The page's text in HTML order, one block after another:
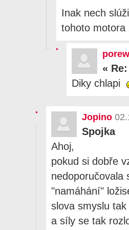
Inak nech
tohoto motora
porew
«
Diky chlapi
Jopino
Spojka
Ahoj,
pokud si dobře
nedoporučovala
"namáhání"
slova smyslu
a síly se tak